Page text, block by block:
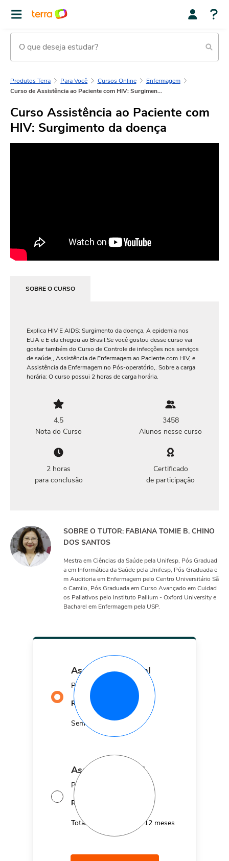
Produtos Terra Para Você Cursos Online
Enfermagem
Curso de Assistência ao Paciente com HIV: Surgimento da doença
Curso Assistência ao Paciente com
HIV: Surgimento da doença
SOBRE O CURSO
Explica HIV E AIDS: Surgimento da doença, A epidemia nos
EUA e E ela chegou ao Brasil.Se você gostou desse curso vai
gostar também do Curso de Controle de infecções nos serviços
de saúde,, Assistência de Enfermagem ao Paciente com HIV, e
Assistência da Enfermagem no Pós-operatório,. Sobre a carga
horária: O curso possui 2 horas de carga horária.
4.5
Nota do Curso
3458
Alunos nesse curso
2 horas
para conclusão
Certificado
de participação
SOBRE O TUTOR: FABIANA TOMIE B. CHINO
DOS SANTOS
Mestra em Ciências da Saúde pela Unifesp, Pós Graduad
a em Informática da Saúde pela Unifesp, Pós Graduada e
m Auditoria em Enfermagem pelo Centro Universitário Sã
o Camilo, Pós Graduada em Curso Avançado em Cuidad
os Paliativos pelo Instituto Pallium - Oxford University e
Bacharel em Enfermagem pela USP.
assinatura mensal
Por apenas
R$
29,90 MÊS
Sem fidelidade
assinatura anual
Por apenas 12x de
R$
MÊS
Total de R$179,40 por 12 meses